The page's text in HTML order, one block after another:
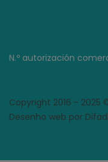
N.º autorización
Copyright 2016 - 2025
Desenho web por